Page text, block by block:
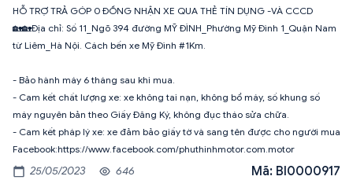
HỖ TRỢ TRẢ GÓP 0 ĐỒNG NHẬN XE QUA THẺ TÍN DỤNG -VÀ CCCD
🏡🏡Địa chỉ: Số 11_Ngõ 394 đường MỸ ĐÌNH_Phường Mỹ Đình 1_Quận Nam
từ Liêm_Hà Nội. Cách bến xe Mỹ Đình #1Km.
- Bảo hành máy 6 tháng sau khi mua.
- Cam kết chất lượng xe: xe không tai nạn, không bổ máy, số khung số
máy nguyên bản theo Giấy Đăng Ký, không đục tháo sửa chữa.
- Cam kết pháp lý xe: xe đảm bảo giấy tờ và sang tên được cho người mua
Facebook:https://www.facebook.com/phuthinhmotor.com.motor
25/05/2023 646 Mã: BI0000917